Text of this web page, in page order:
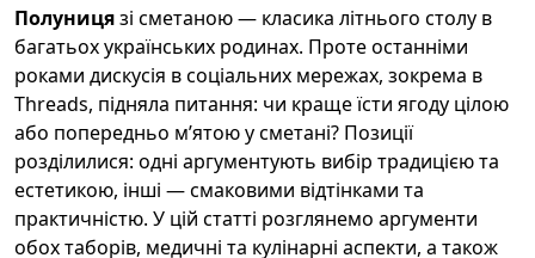
Полуницязі сметаною — класика літнього столу в
багатьох українських родинах. Проте останніми
роками дискусія в соціальних мережах, зокрема в
Threads, підняла питання: чи краще їсти ягоду цілою
або попередньо м’ятою у сметані? Позиції
розділилися: одні аргументують вибір традицією та
естетикою, інші — смаковими відтінками та
практичністю. У цій статті розглянемо аргументи
обох таборів, медичні та кулінарні аспекти, а також